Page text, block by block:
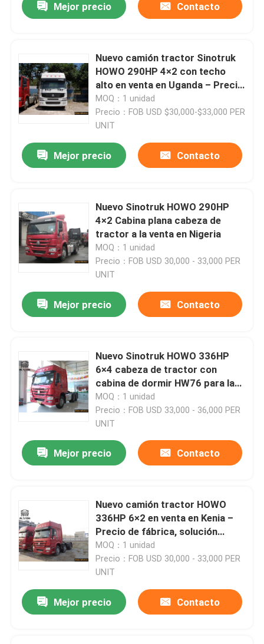
Mejor precio Contacto
Nuevo camión tractor Sinotruk
HOWO 290HP 4×2 con techo
alto en venta en Uganda – Precio
CIF Mombasa
MOQ：1 unidad
Precio：FOB USD $30,000-$33,000 PER
UNIT
Mejor precio Contacto
Nuevo Sinotruk HOWO 290HP
4×2 Cabina plana cabeza de
tractor a la venta en Nigeria
MOQ：1 unidad
Precio：FOB USD 30,000 - 33,000 PER
UNIT
Mejor precio Contacto
Nuevo Sinotruk HOWO 336HP
6×4 cabeza de tractor con
cabina de dormir HW76 para la
venta en Tanzania
MOQ：1 unidad
Precio：FOB USD 33,000 - 36,000 PER
UNIT
Mejor precio Contacto
Nuevo camión tractor HOWO
336HP 6×2 en venta en Kenia –
Precio de fábrica, solución
duradera para transporte de
larga distancia
MOQ：1 unidad
Precio：FOB USD 30,000 - 33,000 PER
UNIT
Mejor precio Contacto